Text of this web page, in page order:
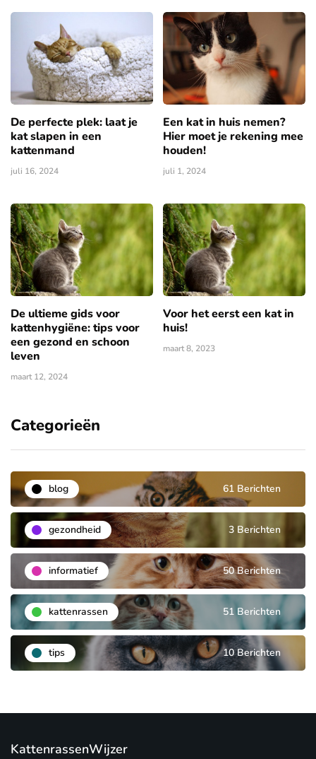
De perfecte plek: laat je
kat slapen in een
kattenmand
juli 16, 2024
Een kat in huis nemen?
Hier moet je rekening mee
houden!
juli 1, 2024
De ultieme gids voor
kattenhygiëne: tips voor
een gezond en schoon
leven
maart 12, 2024
Voor het eerst een kat in
huis!
maart 8, 2023
Categorieën
blog 61 Berichten
gezondheid 3 Berichten
informatief 50 Berichten
kattenrassen 51 Berichten
tips 10 Berichten
KattenrassenWijzer